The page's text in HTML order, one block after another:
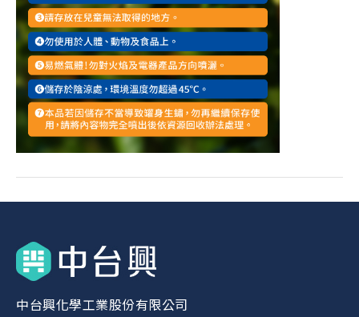
中台興化學工業股份有限公司